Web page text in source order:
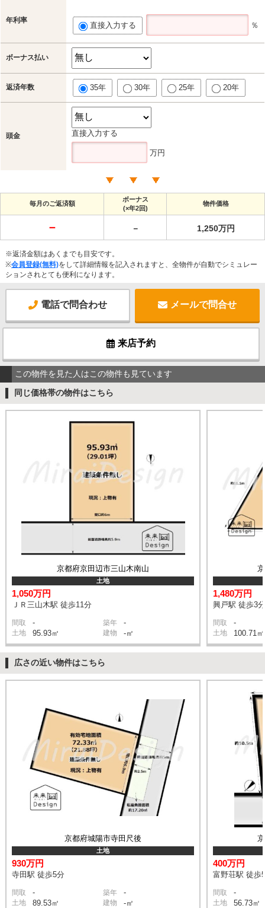
年利率
直接入力する ％
ボーナス払い
返済年数 35年 30年 25年 20年
頭金 直接入力する
万円
毎月のご返済額
ボーナス
(×年2回)
物件価格
－ － 1,250万円
※返済金額はあくまでも目安です。
※会員登録(無料)をして詳細情報を記入されますと、全物件が自動でシミュレー
ションされとても便利になります。
電話で問合わせ メールで問合せ
来店予約
この物件を見た人はこの物件も見ています
同じ価格帯の物件はこちら
京都府京田辺市三山木南山
土地
1,050万円
ＪＲ三山木駅 徒歩11分
間取 - 築年 -
土地 95.93㎡ 建物 -㎡
1,480万円
興戸駅 徒歩3分
間取 -
土地 100.71㎡
広さの近い物件はこちら
京都府城陽市寺田尺後
土地
930万円
寺田駅 徒歩5分
間取 - 築年 -
土地 89.53㎡ 建物 -㎡
400万円
富野荘駅 徒歩
間取 -
土地 56.73㎡